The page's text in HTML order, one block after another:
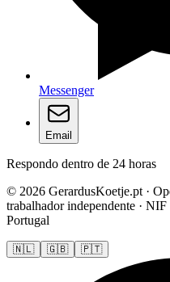
Messenger
Email
Respondo dentro de 24 horas
© 2026 GerardusKoetje.pt ·
trabalhador independente ·
Portugal
🇳🇱 🇬🇧 🇵🇹